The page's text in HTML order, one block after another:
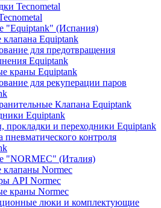
Tecnometal
"Equiptank" (Испания)
Equiptank
для предотвращения
Equiptank
краны Equiptank
для рекуперации паров
Клапана Equiptank
Equiptank
прокладки и переходники Equiptank
пневматического контроля
"NORMEC" (Италия)
Normec
API Normec
краны Normec
люки и комплектующие